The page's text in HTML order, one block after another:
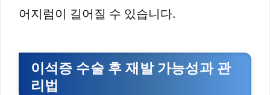
어지럼이 길어질 수 있습니다.
이석증 수술 후 재발 가능성과 관
리법